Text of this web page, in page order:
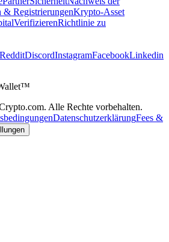
& RegistrierungenKrypto-Asset
VerifizierenRichtlinie zu
RedditDiscordInstagramFacebookLinkedin
Alle Rechte vorbehalten.
DatenschutzerklärungFees &